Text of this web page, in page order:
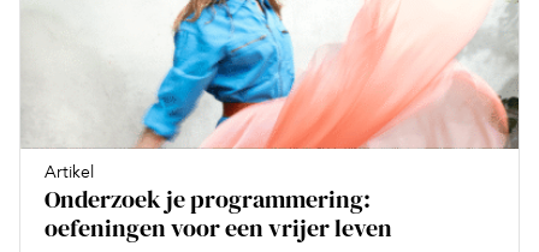
Artikel
Onderzoek je programmering:
oefeningen voor een vrijer leven